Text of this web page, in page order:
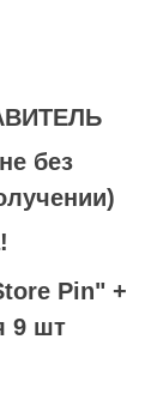
без
Pin"+
9 шт